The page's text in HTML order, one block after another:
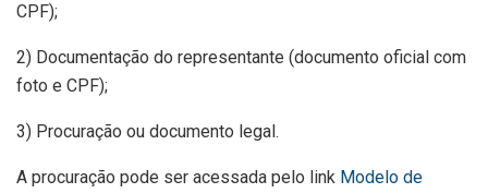
CPF);
2) Documentação do representante (documento oficial com
foto e CPF);
3) Procuração ou documento legal.
A procuração pode ser acessada pelo link Modelo de